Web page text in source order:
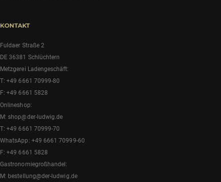
KONTAKT
Fuldaer Straße 2
DE 36381 Schlüchtern
Metzgerei Ladengeschäft:
T:+49 6661 70999-80
F: +49 6661 5828
Onlineshop:
M:shop@der-ludwig.de
T:+49 6661 70999-70
WhatsApp: +49 6661 70999-60
F: +49 6661 5828
Gastronomiegroßhandel:
M: bestellung@der-ludwig.de